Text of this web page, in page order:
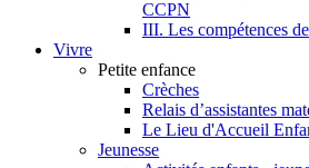
CCPN
III. Les compétences
Vivre
Petite enfance
Crèches
Relais d’assistantes
Le Lieu d'Accueil
Jeunesse